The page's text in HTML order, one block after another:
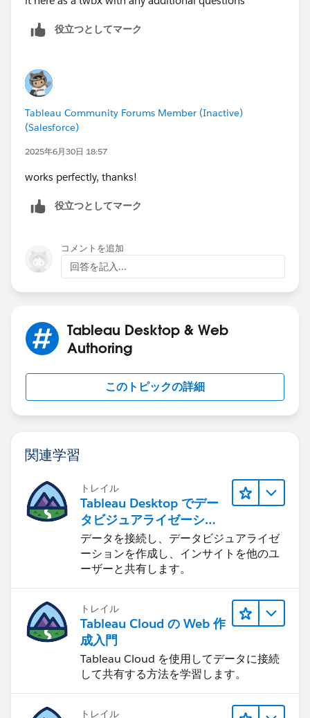
役立つとしてマーク
Tableau Community Forums Member (Inactive)
(Salesforce)
2025年6月30日 18:57
works perfectly, thanks!
役立つとしてマーク
コメントを追加
回答を記入...
Tableau Desktop & Web
Authoring
このトピックの詳細
関連学習
トレイル
Tableau Desktop でデー
タビジュアライゼーショ
ンをはじめる
データを接続し、データビジュアライゼ
ーションを作成し、インサイトを他のユ
ーザーと共有します。
トレイル
Tableau Cloud の Web 作
成入門
Tableau Cloud を使用してデータに接続
して共有する方法を学習します。
トレイル